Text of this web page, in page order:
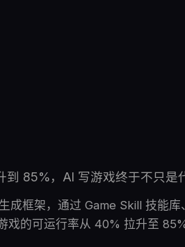
85%，AI 写游戏终于不只是
成框架，通过 Game Skill 技能库
戏的可运行率从 40% 拉升至